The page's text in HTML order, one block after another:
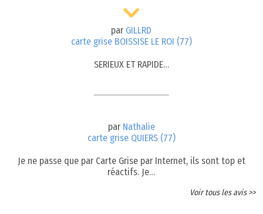
par GILLRD
carte grise BOISSISE LE ROI (77)
SERIEUX ET RAPIDE…
par Nathalie
carte grise QUIERS (77)
Je ne passe que par Carte Grise par Internet, ils sont top et
réactifs. Je…
Voir tous les avis >>